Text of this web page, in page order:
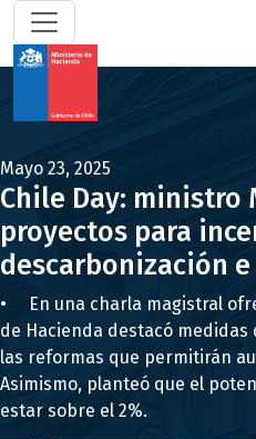
Mayo 23, 2025
Chile Day: ministro
proyectos para
descarbonización
• En una charla magistral
de Hacienda destacó
las reformas que permitirán
Asimismo, planteó que el
estar sobre el 2%.